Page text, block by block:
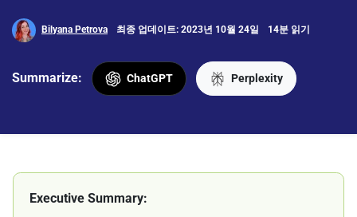
Bilyana Petrova 최종 업데이트: 2023년 10월 24일 14분 읽기
Summarize: ChatGPT Perplexity
Executive Summary: